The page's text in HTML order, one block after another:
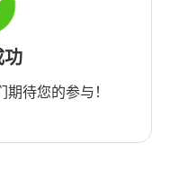
功
待您的参与！